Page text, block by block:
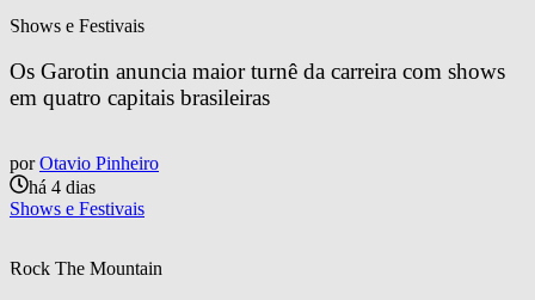
Shows e Festivais
Os Garotin anuncia maior turnê da carreira com shows
em quatro capitais brasileiras
por Otavio Pinheiro
há 4 dias
Shows e Festivais
Rock The Mountain